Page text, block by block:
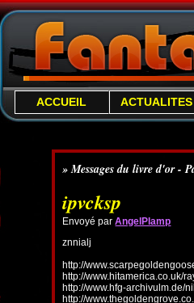
ACCUEIL ACTUALITES
» Messages du livre d'or -
ipvcksp
Envoyé parAngelPlamp
znnialj
http://
http://www.hitamerica.co.uk/
http://www.hfg-archivulm.de/
http://